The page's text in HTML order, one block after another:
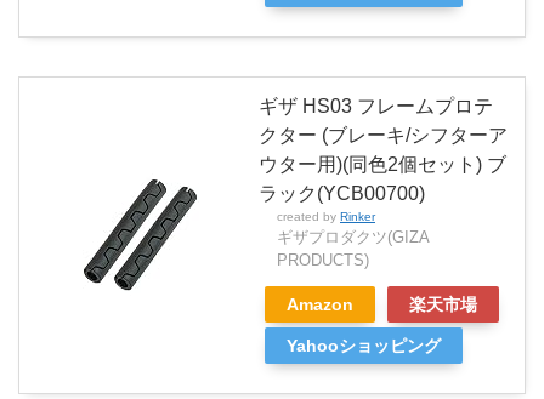
ギザ HS03 フレームプロテ
クター (ブレーキ/シフターア
ウター用)(同色2個セット) ブ
ラック(YCB00700)
created by Rinker
ギザプロダクツ(GIZA
PRODUCTS)
Amazon 楽天市場
Yahooショッピング